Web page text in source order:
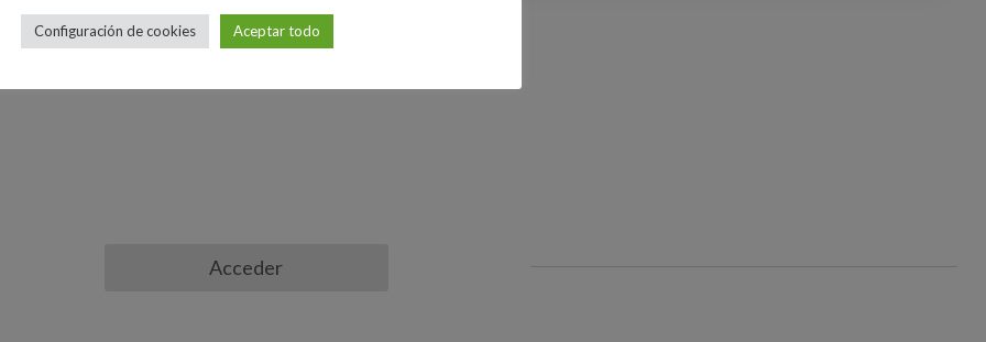
Acceder
Configuración de cookies Aceptar todo